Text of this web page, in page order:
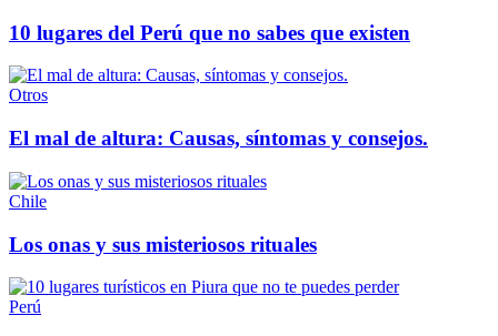
10 lugares del Perú que no sabes que existen
Otros
El mal de altura: Causas, síntomas y consejos.
Chile
Los onas y sus misteriosos rituales
Perú